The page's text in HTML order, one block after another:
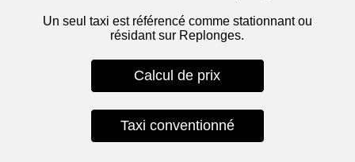
Un seul taxi est référencé comme stationnant ou
résidant sur Replonges.
Calcul de prix
Taxi conventionné